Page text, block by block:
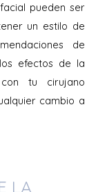
pueden ser
un estilo de
de
efectos de la
tu cirujano
cambio a
LA